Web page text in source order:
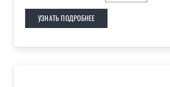
УЗНАТЬ ПОДРОБНЕЕ